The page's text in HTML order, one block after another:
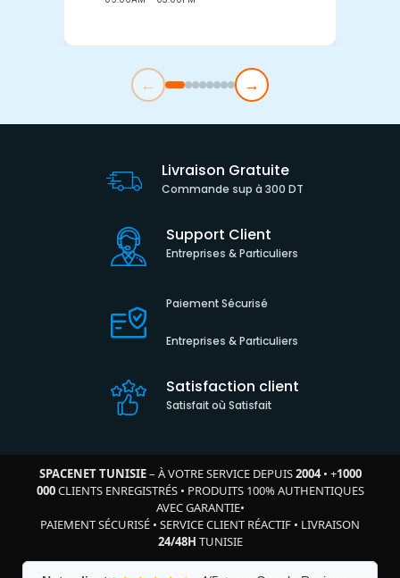
← →
Livraison Gratuite
Commande sup à 300 DT
Support Client
Entreprises & Particuliers
Paiement Sécurisé
Entreprises & Particuliers
Satisfaction client
Satisfait où Satisfait
SPACENET TUNISIE– À VOTRE SERVICE DEPUIS2004• +1000
000CLIENTS ENREGISTRÉS• PRODUITS 100% AUTHENTIQUES
AVEC GARANTIE•
PAIEMENT SÉCURISÉ • SERVICE CLIENT RÉACTIF • LIVRAISON
24/48H TUNISIE